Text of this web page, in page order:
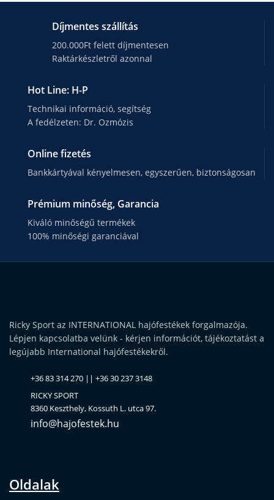
Díjmentes szállítás
200.000Ft felett díjmentesen
Raktárkészletről azonnal
Hot Line: H-P
Technikai információ, segítség
A fedélzeten: Dr. Ozmózis
Online fizetés
Bankkártyával kényelmesen, egyszerűen, biztonságosan
Prémium minőség, Garancia
Kiváló minőségű termékek
100% minőségi garanciával
Ricky Sport az INTERNATIONAL hajófestékek forgalmazója.
Lépjen kapcsolatba velünk - kérjen információt, tájékoztatást a
legújabb International hajófestékekről.
+36 83 314 270 || +36 30 237 3148
RICKY SPORT
8360 Keszthely, Kossuth L. utca 97.
info@hajofestek.hu
Oldalak